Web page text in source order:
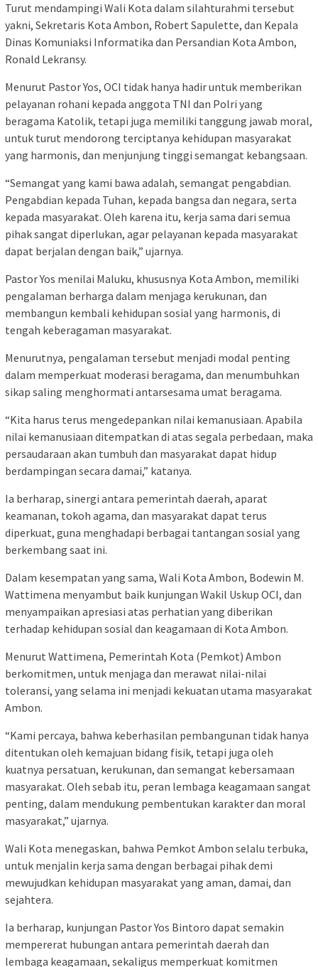
Turut mendampingi Wali Kota dalam silahturahmi tersebut
yakni, Sekretaris Kota Ambon, Robert Sapulette, dan Kepala
Dinas Komuniaksi Informatika dan Persandian Kota Ambon,
Ronald Lekransy.
Menurut Pastor Yos, OCI tidak hanya hadir untuk memberikan
pelayanan rohani kepada anggota TNI dan Polri yang
beragama Katolik, tetapi juga memiliki tanggung jawab moral,
untuk turut mendorong terciptanya kehidupan masyarakat
yang harmonis, dan menjunjung tinggi semangat kebangsaan.
“Semangat yang kami bawa adalah, semangat pengabdian.
Pengabdian kepada Tuhan, kepada bangsa dan negara, serta
kepada masyarakat. Oleh karena itu, kerja sama dari semua
pihak sangat diperlukan, agar pelayanan kepada masyarakat
dapat berjalan dengan baik,” ujarnya.
Pastor Yos menilai Maluku, khususnya Kota Ambon, memiliki
pengalaman berharga dalam menjaga kerukunan, dan
membangun kembali kehidupan sosial yang harmonis, di
tengah keberagaman masyarakat.
Menurutnya, pengalaman tersebut menjadi modal penting
dalam memperkuat moderasi beragama, dan menumbuhkan
sikap saling menghormati antarsesama umat beragama.
“Kita harus terus mengedepankan nilai kemanusiaan. Apabila
nilai kemanusiaan ditempatkan di atas segala perbedaan, maka
persaudaraan akan tumbuh dan masyarakat dapat hidup
berdampingan secara damai,” katanya.
Ia berharap, sinergi antara pemerintah daerah, aparat
keamanan, tokoh agama, dan masyarakat dapat terus
diperkuat, guna menghadapi berbagai tantangan sosial yang
berkembang saat ini.
Dalam kesempatan yang sama, Wali Kota Ambon, Bodewin M.
Wattimena menyambut baik kunjungan Wakil Uskup OCI, dan
menyampaikan apresiasi atas perhatian yang diberikan
terhadap kehidupan sosial dan keagamaan di Kota Ambon.
Menurut Wattimena, Pemerintah Kota (Pemkot) Ambon
berkomitmen, untuk menjaga dan merawat nilai-nilai
toleransi, yang selama ini menjadi kekuatan utama masyarakat
Ambon.
“Kami percaya, bahwa keberhasilan pembangunan tidak hanya
ditentukan oleh kemajuan bidang fisik, tetapi juga oleh
kuatnya persatuan, kerukunan, dan semangat kebersamaan
masyarakat. Oleh sebab itu, peran lembaga keagamaan sangat
penting, dalam mendukung pembentukan karakter dan moral
masyarakat,” ujarnya.
Wali Kota menegaskan, bahwa Pemkot Ambon selalu terbuka,
untuk menjalin kerja sama dengan berbagai pihak demi
mewujudkan kehidupan masyarakat yang aman, damai, dan
sejahtera.
Ia berharap, kunjungan Pastor Yos Bintoro dapat semakin
mempererat hubungan antara pemerintah daerah dan
lembaga keagamaan, sekaligus memperkuat komitmen